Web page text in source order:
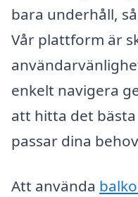
bara underhåll,
Vår plattform är
enkelt navigera
att hitta det
passar dina
Att använda